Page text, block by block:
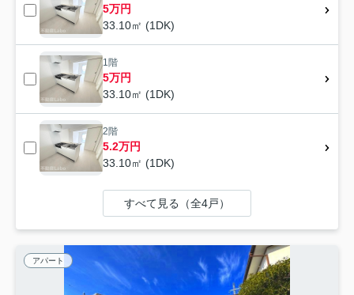
5万円
33.10㎡ (1DK)
1階
5万円
33.10㎡ (1DK)
2階
5.2万円
33.10㎡ (1DK)
すべて見る（全4戸）
アパート